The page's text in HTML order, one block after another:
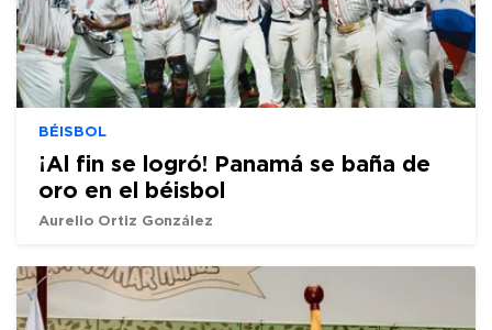
BÉISBOL
¡Al fin se logró! Panamá se baña de
oro en el béisbol
Aurelio Ortiz González